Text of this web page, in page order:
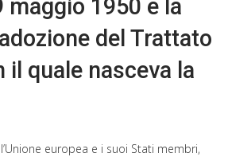
maggio 1950 e la
del Trattato
il quale nasceva la
europea e i suoi Stati membri,